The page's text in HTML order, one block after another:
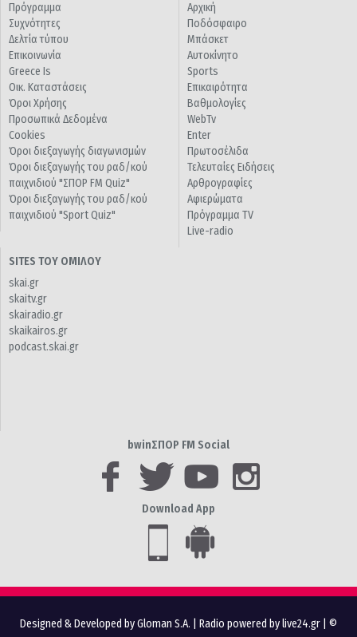
Πρόγραμμα
Συχνότητες
Δελτία τύπου
Επικοινωνία
Greece Is
Οικ. Καταστάσεις
Όροι Χρήσης
Προσωπικά Δεδομένα
Cookies
Όροι διεξαγωγής διαγωνισμών
Όροι διεξαγωγής του ραδ/κού
παιχνιδιού "ΣΠΟΡ FM Quiz"
Όροι διεξαγωγής του ραδ/κού
παιχνιδιού "Sport Quiz"
Αρχική
Ποδόσφαιρο
Μπάσκετ
Αυτοκίνητο
Sports
Επικαιρότητα
Βαθμολογίες
WebTv
Enter
Πρωτοσέλιδα
Τελευταίες Ειδήσεις
Αρθρογραφίες
Αφιερώματα
Πρόγραμμα TV
Live-radio
SITES ΤΟΥ ΟΜΙΛΟΥ
skai.gr
skaitv.gr
skairadio.gr
skaikairos.gr
podcast.skai.gr
bwinΣΠΟΡ FM Social
Download App
Designed & Developed by Gloman S.A. Radio powered by live24.gr | ©